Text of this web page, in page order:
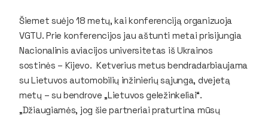
Šiemet suėjo 18 metų, kai konferenciją organizuoja
VGTU. Prie konferencijos jau aštunti metai prisijungia
Nacionalinis aviacijos universitetas iš Ukrainos
sostinės – Kijevo. Ketverius metus bendradarbiaujama
su Lietuvos automobilių inžinierių sąjunga, dvejetą
metų – subendrove „Lietuvos geležinkeliai“.
„Džiaugiamės, jog šie partneriai praturtina mūsų